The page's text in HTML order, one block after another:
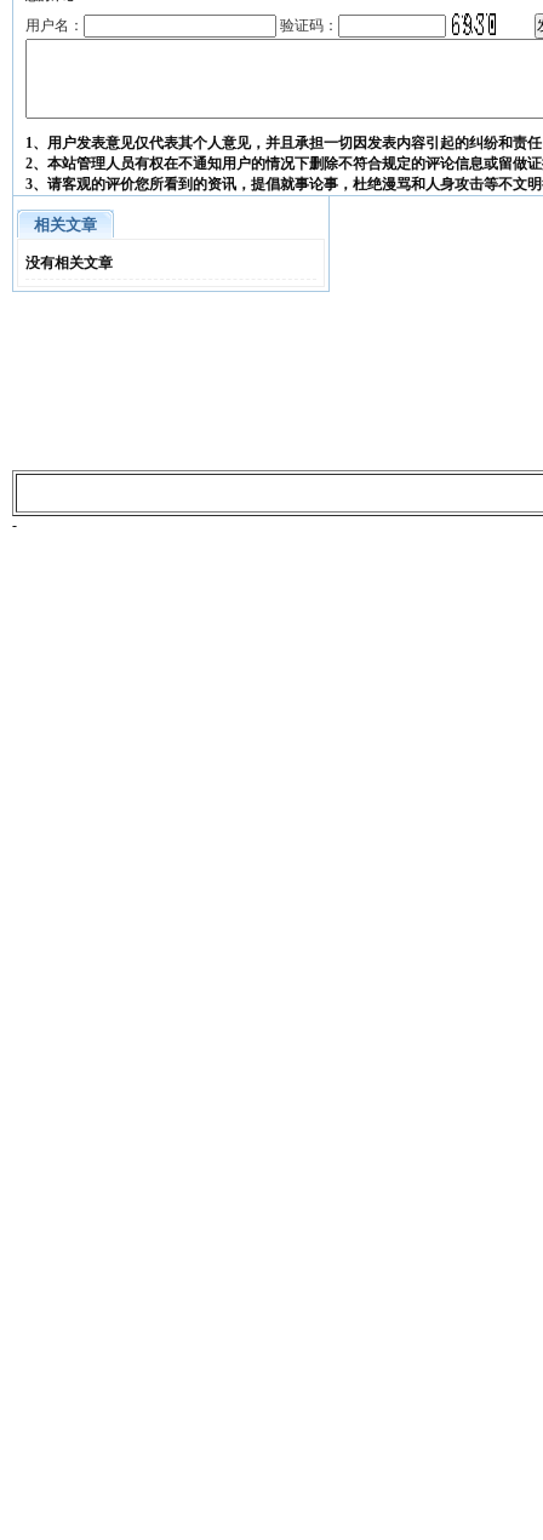
用户名： 验证码：
1、用户发表意见仅代表其个人意见，并且承担一切因发表内容引起的纠纷和责
2、本站管理人员有权在不通知用户的情况下删除不符合规定的评论信息或留做
3、请客观的评价您所看到的资讯，提倡就事论事，杜绝漫骂和人身攻击等不文
相关文章
没有相关文章
-